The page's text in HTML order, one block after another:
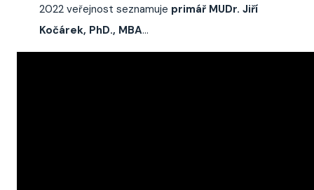
2022 veřejnost seznamuje primář MUDr. Jiří
Kočárek, PhD., MBA...